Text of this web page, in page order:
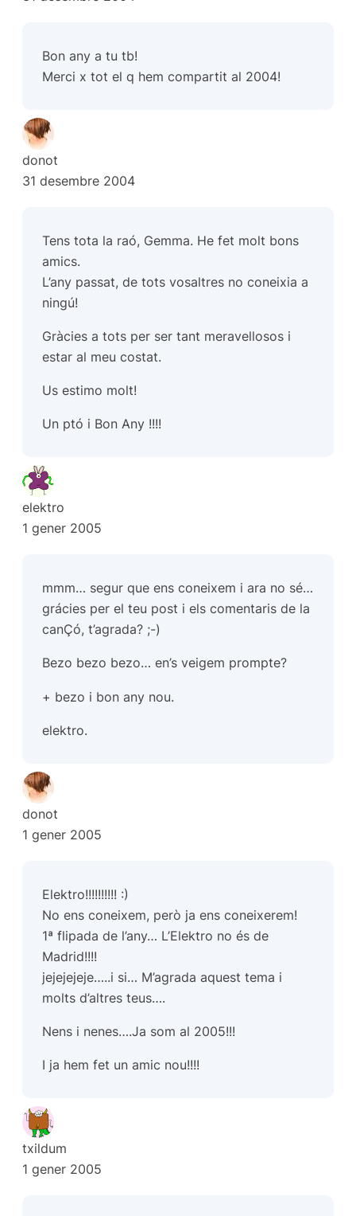
Bon any a tu tb!
Merci x tot el q hem compartit al 2004!
donot
31 desembre 2004
Tens tota la raó, Gemma. He fet molt bons
amics.
L’any passat, de tots vosaltres no coneixia a
ningú!
Gràcies a tots per ser tant meravellosos i
estar al meu costat.
Us estimo molt!
Un ptó i Bon Any !!!!
elektro
1 gener 2005
mmm… segur que ens coneixem i ara no sé…
grácies per el teu post i els comentaris de la
canÇó, t’agrada? ;-)
Bezo bezo bezo… en’s veigem prompte?
+ bezo i bon any nou.
elektro.
donot
1 gener 2005
Elektro!!!!!!!!!! :)
No ens coneixem, però ja ens coneixerem!
1ª flipada de l’any… L’Elektro no és de
Madrid!!!!
jejejejeje…..i si… M’agrada aquest tema i
molts d’altres teus….
Nens i nenes….Ja som al 2005!!!
I ja hem fet un amic nou!!!!
txildum
1 gener 2005